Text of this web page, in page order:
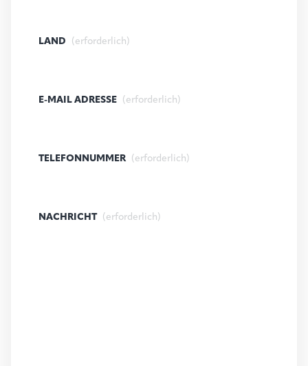
LAND (erforderlich)
E-MAIL ADRESSE (erforderlich)
TELEFONNUMMER (erforderlich)
NACHRICHT (erforderlich)